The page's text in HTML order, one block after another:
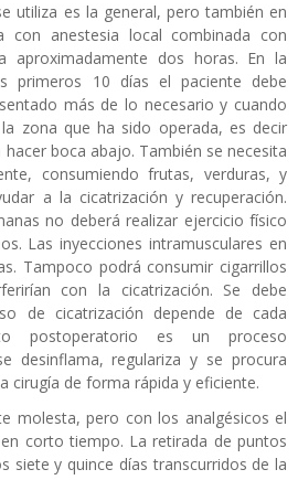
utiliza es la general, pero también en
con anestesia local combinada con
aproximadamente dos horas. En la
primeros 10 días el paciente debe
más de lo necesario y cuando
zona que ha sido operada, es decir
boca abajo. También se necesita
consumiendo frutas, verduras, y
a la cicatrización y recuperación.
no deberá realizar ejercicio físico
Las inyecciones intramusculares en
Tampoco podrá consumir cigarrillos
con la cicatrización. Se debe
de cicatrización depende de cada
postoperatorio es un proceso
desinflama, regulariza y se procura
cirugía de forma rápida y eficiente.
molesta, pero con los analgésicos el
corto tiempo. La retirada de puntos
siete y quince días transcurridos de la